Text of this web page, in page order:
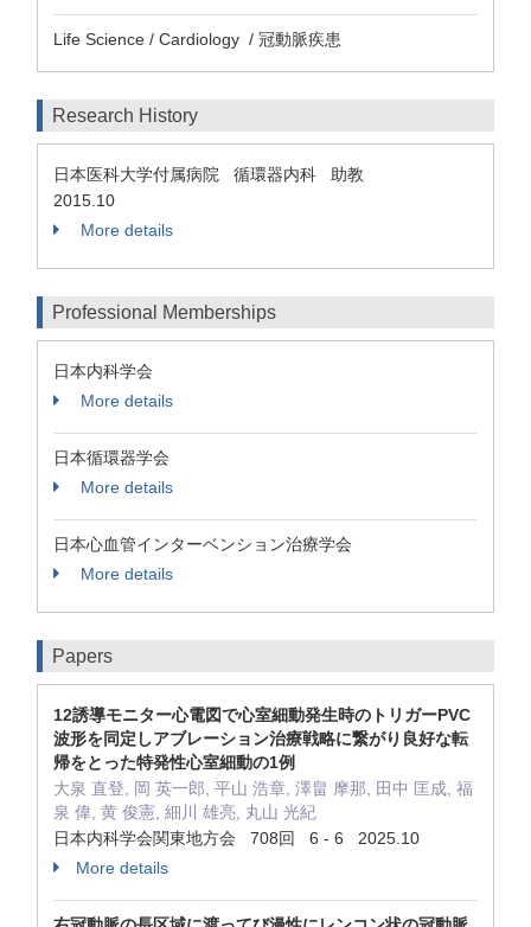
Life Science / Cardiology / 冠動脈疾患
Research History
日本医科大学付属病院 循環器内科 助教
2015.10
More details
Professional Memberships
日本内科学会
More details
日本循環器学会
More details
日本心血管インターベンション治療学会
More details
Papers
12誘導モニター心電図で心室細動発生時のトリガーPVC
波形を同定しアブレーション治療戦略に繋がり良好な転
帰をとった特発性心室細動の1例
大泉 直登, 岡 英一郎, 平山 浩章, 澤畠 摩那, 田中 匡成, 福
泉 偉, 黄 俊憲, 細川 雄亮, 丸山 光紀
日本内科学会関東地方会 708回 6 - 6 2025.10
More details